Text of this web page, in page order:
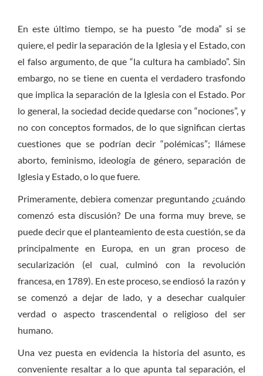
En este último tiempo, se ha puesto “de moda” si se
quiere, el pedir la separación de la Iglesia y el Estado, con
el falso argumento, de que “la cultura ha cambiado”. Sin
embargo, no se tiene en cuenta el verdadero trasfondo
que implica la separación de la Iglesia con el Estado. Por
lo general, la sociedad decide quedarse con “nociones”, y
no con conceptos formados, de lo que significan ciertas
cuestiones que se podrían decir “polémicas”; llámese
aborto, feminismo, ideología de género, separación de
Iglesia y Estado, o lo que fuere.
Primeramente, debiera comenzar preguntando ¿cuándo
comenzó esta discusión? De una forma muy breve, se
puede decir que el planteamiento de esta cuestión, se da
principalmente en Europa, en un gran proceso de
secularización (el cual, culminó con la revolución
francesa, en 1789). En este proceso, se endiosó la razón y
se comenzó a dejar de lado, y a desechar cualquier
verdad o aspecto trascendental o religioso del ser
humano.
Una vez puesta en evidencia la historia del asunto, es
conveniente resaltar a lo que apunta tal separación, el